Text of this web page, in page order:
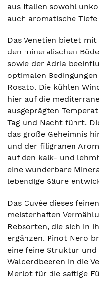
aus Italien sowohl
auch aromatische
Das Venetien bietet
den mineralischen
sowie der Adria
optimalen
Rosato. Die kühlen
hier auf die
ausgeprägten
Tag und Nacht führt.
das große Geheimnis
und der filigranen
auf den kalk- und
eine wunderbare
lebendige Säure
Das Cuvée dieses
meisterhaften
Rebsorten, die sich in
ergänzen. Pinot Nero
eine feine Struktur
Walderdbeeren in die
Merlot für die saftige